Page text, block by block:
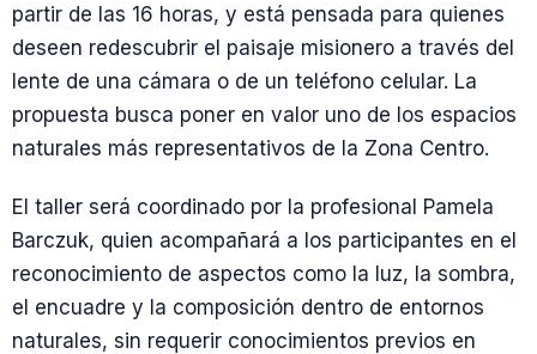
partir de las 16 horas, y está pensada para quienes
deseen redescubrir el paisaje misionero a través del
lente de una cámara o de un teléfono celular. La
propuesta busca poner en valor uno de los espacios
naturales más representativos de la Zona Centro.
El taller será coordinado por la profesional Pamela
Barczuk, quien acompañará a los participantes en el
reconocimiento de aspectos como la luz, la sombra,
el encuadre y la composición dentro de entornos
naturales, sin requerir conocimientos previos en